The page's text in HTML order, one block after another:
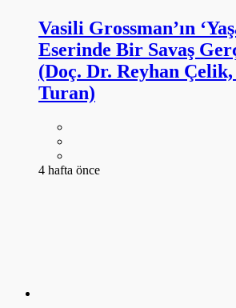
Vasili Grossman’ın
Eserinde Bir Savaş
(Doç. Dr. Reyhan
Turan)
4 hafta önce